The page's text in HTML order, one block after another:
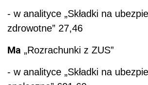
- w analityce „Składki na
zdrowotne” 27,46
Ma „Rozrachunki z ZUS”
- w analityce „Składki na